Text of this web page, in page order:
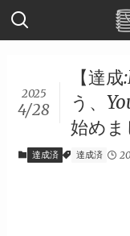
【達
う、
始めま
2025
4/28
達成済 達成済